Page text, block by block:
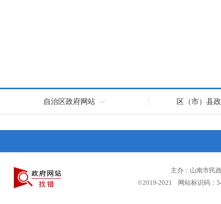
自治区政府网站 区（市）县
主办：山南市民
©2019-2021 网站标识码：